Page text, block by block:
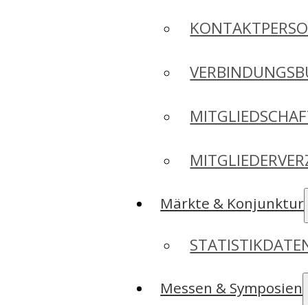
Märkte & Konjunktur
Messen & Symposien